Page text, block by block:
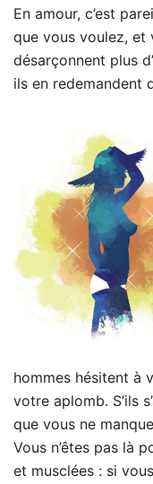
En amour, c’est
que vous voulez, et
désarçonnent plus
ils en redemandent
hommes hésitent à
votre aplomb. S’ils
que vous ne
Vous n’êtes pas là
et musclées : si